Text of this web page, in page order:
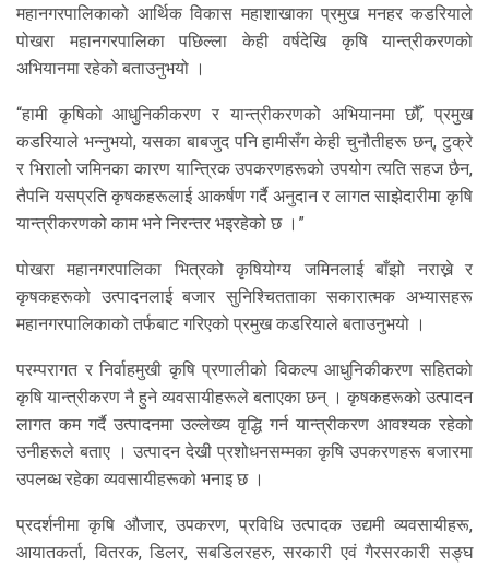
महानगरपालिकाको आर्थिक विकास महाशाखाका प्रमुख मनहर कडरियाले
पोखरा महानगरपालिका पछिल्ला केही वर्षदेखि कृषि यान्त्रीकरणको
अभियानमा रहेको बताउनुभयो ।
“हामी कृषिको आधुनिकीकरण र यान्त्रीकरणको अभियानमा छौँ, प्रमुख
कडरियाले भन्नुभयो, यसका बाबजुद पनि हामीसँग केही चुनौतीहरू छन्, टुक्रे
र भिरालो जमिनका कारण यान्त्रिक उपकरणहरूको उपयोग त्यति सहज छैन,
तैपनि यसप्रति कृषकहरूलाई आकर्षण गर्दै अनुदान र लागत साझेदारीमा कृषि
यान्त्रीकरणको काम भने निरन्तर भइरहेको छ ।”
पोखरा महानगरपालिका भित्रको कृषियोग्य जमिनलाई बाँझो नराख्ने र
कृषकहरूको उत्पादनलाई बजार सुनिश्चितताका सकारात्मक अभ्यासहरू
महानगरपालिकाको तर्फबाट गरिएको प्रमुख कडरियाले बताउनुभयो ।
परम्परागत र निर्वाहमुखी कृषि प्रणालीको विकल्प आधुनिकीकरण सहितको
कृषि यान्त्रीकरण नै हुने व्यवसायीहरूले बताएका छन् । कृषकहरूको उत्पादन
लागत कम गर्दै उत्पादनमा उल्लेख्य वृद्धि गर्न यान्त्रीकरण आवश्यक रहेको
उनीहरूले बताए । उत्पादन देखी प्रशोधनसम्मका कृषि उपकरणहरू बजारमा
उपलब्ध रहेका व्यवसायीहरूको भनाइ छ ।
प्रदर्शनीमा कृषि औजार, उपकरण, प्रविधि उत्पादक उद्यमी व्यवसायीहरू,
आयातकर्ता, वितरक, डिलर, सबडिलरहरु, सरकारी एवं गैरसरकारी सङ्घ